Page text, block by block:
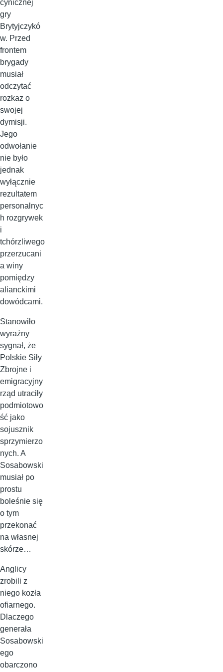
cynicznej
gry
Brytyjczykó
w. Przed
frontem
brygady
musiał
odczytać
rozkaz o
swojej
dymisji.
Jego
odwołanie
nie było
jednak
wyłącznie
rezultatem
personalnyc
h rozgrywek
i
tchórzliwego
przerzucani
a winy
pomiędzy
alianckimi
dowódcami.
Stanowiło
wyraźny
sygnał, że
Polskie Siły
Zbrojne i
emigracyjny
rząd utraciły
podmiotowo
ść jako
sojusznik
sprzymierzo
nych. A
Sosabowski
musiał po
prostu
boleśnie się
o tym
przekonać
na własnej
skórze…
Anglicy
zrobili z
niego kozła
ofiarnego.
Dlaczego
generała
Sosabowski
ego
obarczono